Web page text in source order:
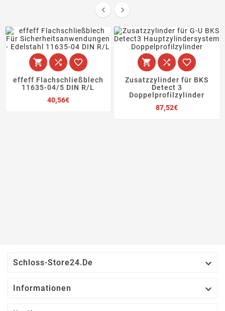
 
  
effeff Flachschließblech
11635-04/5 DIN R/L
40,56€Preis
  
Zusatzzylinder für BKS
Detect 3
Doppelprofilzylinder
87,52€Preis
Schloss-Store24.de 
Informationen 